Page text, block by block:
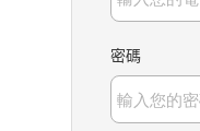
密碼